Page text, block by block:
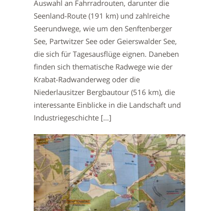
Auswahl an Fahrradrouten, darunter die
Seenland-Route (191 km) und zahlreiche
Seerundwege, wie um den Senftenberger
See, Partwitzer See oder Geierswalder See,
die sich für Tagesausflüge eignen. Daneben
finden sich thematische Radwege wie der
Krabat-Radwanderweg oder die
Niederlausitzer Bergbautour (516 km), die
interessante Einblicke in die Landschaft und
Industriegeschichte […]